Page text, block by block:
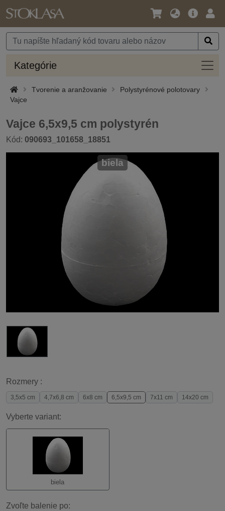
Jazyk
Mena
Hlavná
Kategórie
Tvorenie a aranžovanie
Polystyrénové polotovary
Vajce
Vajce 6,5x9,5 cm polystyrén
Kód: 090693_101658_18851
biela
Rozmery :
3,5x5 cm 4,7x6,8 cm 6x8 cm 6,5x9,5 cm 7x11 cm 14x20 cm
Vyberte variant:
biela
Zvoľte balenie po: